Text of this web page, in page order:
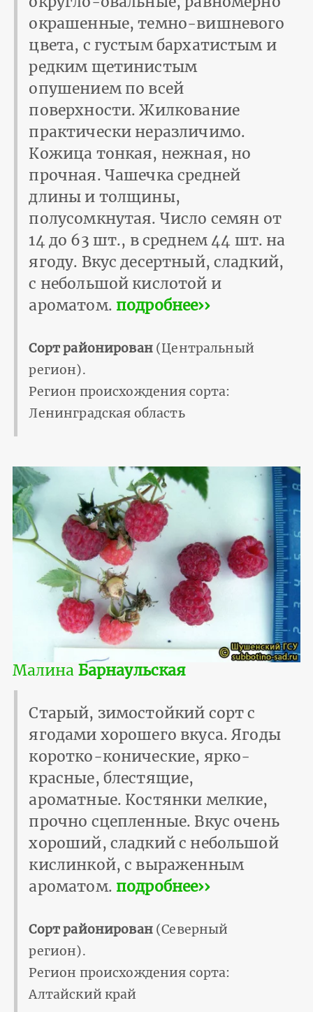
окрашенные, темно-вишневого
цвета, с густым бархатистым и
редким щетинистым
опушением по всей
поверхности. Жилкование
практически неразличимо.
Кожица тонкая, нежная, но
прочная. Чашечка средней
длины и толщины,
полусомкнутая. Число семян от
14 до 63 шт., в среднем 44 шт. на
ягоду. Вкус десертный, сладкий,
с небольшой кислотой и
ароматом. подробнее››
Сорт районирован(Центральный
регион).
Регион происхождения сорта:
Ленинградская область
Малина Барнаульская
Старый, зимостойкий сорт с
ягодами хорошего вкуса. Ягоды
коротко-конические, ярко-
красные, блестящие,
ароматные. Костянки мелкие,
прочно сцепленные. Вкус очень
хороший, сладкий с небольшой
кислинкой, с выраженным
ароматом. подробнее››
Сорт районирован(Северный
регион).
Регион происхождения сорта:
Алтайский край